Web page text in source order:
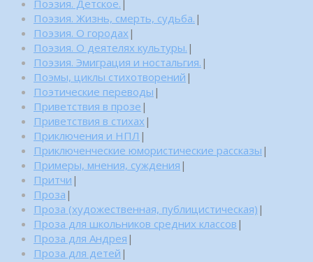
Поэзия. Детское. |
Поэзия. Жизнь, смерть, судьба. |
Поэзия. О городах |
Поэзия. О деятелях культуры. |
Поэзия. Эмиграция и ностальгия. |
Поэмы, циклы стихотворений |
Поэтические переводы |
Приветствия в прозе |
Приветствия в стихах |
Приключения и НПЛ |
Приключенческие юмористические рассказы |
Примеры, мнения, суждения |
Притчи |
Проза |
Проза (художественная, публицистическая) |
Проза для школьников средних классов |
Проза для Андрея |
Проза для детей |